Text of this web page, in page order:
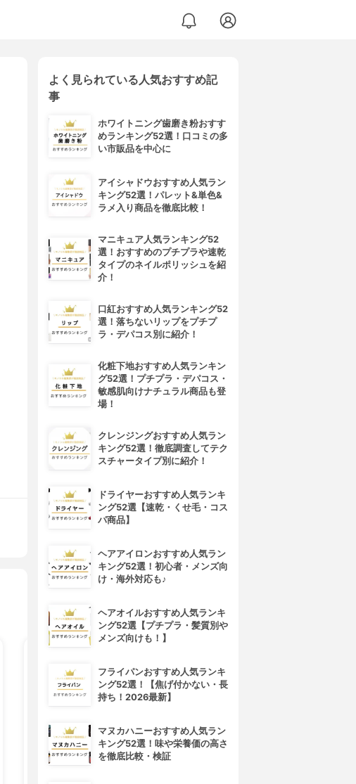
よく見られている人気おすすめ記
事
ホワイトニング歯磨き粉おすす
めランキング52選！口コミの多
い市販品を中心に
アイシャドウおすすめ人気ラン
キング52選！パレット&単色&
ラメ入り商品を徹底比較！
マニキュア人気ランキング52
選！おすすめのプチプラや速乾
タイプのネイルポリッシュを紹
介！
口紅おすすめ人気ランキング52
選！落ちないリップをプチプ
ラ・デパコス別に紹介！
化粧下地おすすめ人気ランキン
グ52選！プチプラ・デパコス・
敏感肌向けナチュラル商品も登
場！
クレンジングおすすめ人気ラン
キング52選！徹底調査してテク
スチャータイプ別に紹介！
ドライヤーおすすめ人気ランキ
ング52選【速乾・くせ毛・コス
パ商品】
ヘアアイロンおすすめ人気ラン
キング52選！初心者・メンズ向
け・海外対応も♪
ヘアオイルおすすめ人気ランキ
ング52選【プチプラ・髪質別や
メンズ向けも！】
フライパンおすすめ人気ランキ
ング52選！【焦げ付かない・長
持ち！2026最新】
マヌカハニーおすすめ人気ラン
キング52選！味や栄養価の高さ
を徹底比較・検証